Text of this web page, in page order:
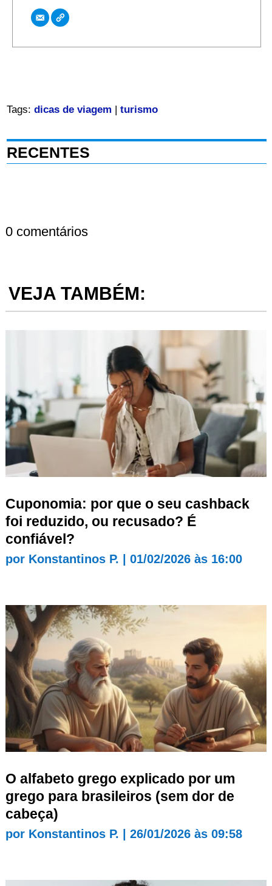
Tags: dicas de viagem turismo
RECENTES
0 comentários
VEJA TAMBÉM:
Cuponomia: por que o seu cashback
foi reduzido, ou recusado? É
confiável?
por Konstantinos P. 01/02/2026 às 16:00
O alfabeto grego explicado por um
grego para brasileiros (sem dor de
cabeça)
por Konstantinos P. 26/01/2026 às 09:58